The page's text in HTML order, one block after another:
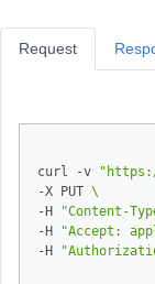
Request
curl -v
-X PUT
-H
"Content-
-H
"Accept:
-H